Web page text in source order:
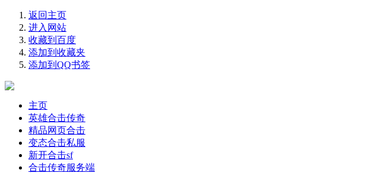
返回主页
进入网站
收藏到百度
添加到收藏夹
添加到QQ书签
主页
英雄合击传奇
精品网页合击
变态合击私服
新开合击sf
合击传奇服务端